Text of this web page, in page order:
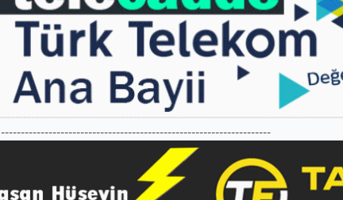
--------------------------------------------------------------------